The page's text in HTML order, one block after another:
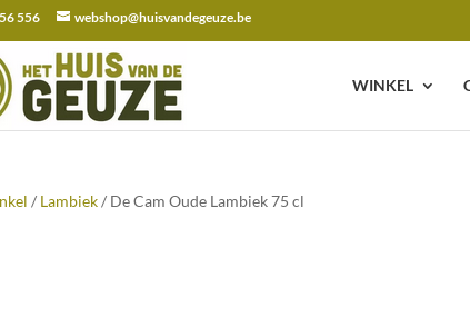
556 webshop@huisvandegeuze.be
WINKEL
/ Lambiek/ De Cam Oude Lambiek 75 cl